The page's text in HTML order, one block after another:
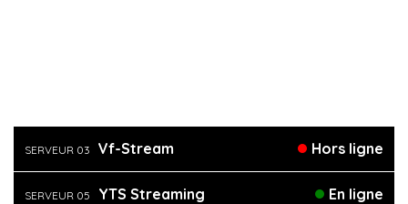
SERVEUR 03 Vf-Stream Hors ligne
SERVEUR 05 YTS Streaming En ligne